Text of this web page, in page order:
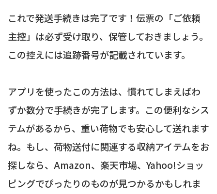
これで発送手続きは完了です！伝票の「ご依頼
主控」は必ず受け取り、保管しておきましょう。
この控えには追跡番号が記載されています。
アプリを使ったこの方法は、慣れてしまえばわ
ずか数分で手続きが完了します。この便利なシス
テムがあるから、重い荷物でも安心して送れます
ね。もし、荷物送付に関連する収納アイテムをお
探しなら、Amazon、楽天市場、Yahoo!ショッ
ピングでぴったりのものが見つかるかもしれま